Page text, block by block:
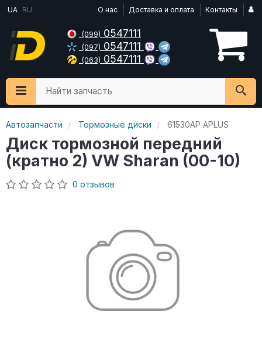
UA RU О нас Доставка и оплата Контакты
(099) 0547111
(097) 0547111
(063) 0547111
Найти запчасть
Автозапчасти Тормозные диски 61530AP APLUS
Диск тормозной передний
(кратно 2) VW Sharan (00-10)
0 отзывов